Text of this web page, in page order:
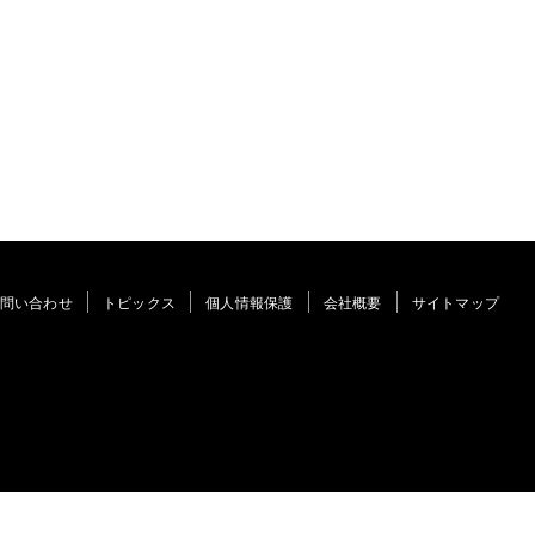
い合わせ トピックス 個人情報保護 会社概要 サイトマップ